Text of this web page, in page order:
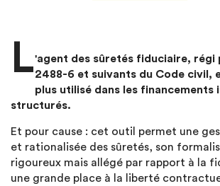
L'agent des sûretés fiduciaire, régi
2488-6 et suivants du Code civil,
plus utilisé dans les financements
structurés.
Et pour cause : cet outil permet une
et rationalisée des sûretés, son
rigoureux mais allégé par rapport à la
une grande place à la liberté